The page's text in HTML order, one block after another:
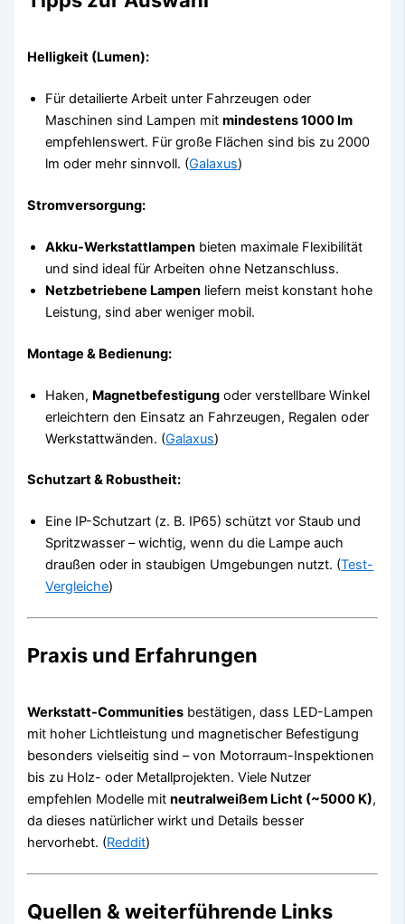
Helligkeit (Lumen):
Für detailierte Arbeit unter Fahrzeugen oder
Maschinen sind Lampen mitmindestens 1000 lm
empfehlenswert. Für große Flächen sind bis zu 2000
lm oder mehr sinnvoll. (Galaxus)
Stromversorgung:
Akku-Werkstattlampen bieten maximale Flexibilität
und sind ideal für Arbeiten ohne Netzanschluss.
Netzbetriebene Lampen liefern meist konstant hohe
Leistung, sind aber weniger mobil.
Montage & Bedienung:
Haken, Magnetbefestigung oder verstellbare Winkel
erleichtern den Einsatz an Fahrzeugen, Regalen oder
Werkstattwänden. (Galaxus)
Schutzart & Robustheit:
Eine IP-Schutzart (z. B. IP65) schützt vor Staub und
Spritzwasser – wichtig, wenn du die Lampe auch
draußen oder in staubigen Umgebungen nutzt. (Test-
Vergleiche)
Praxis und Erfahrungen
Werkstatt-Communities bestätigen, dass LED-Lampen
mit hoher Lichtleistung und magnetischer Befestigung
besonders vielseitig sind – von Motorraum-Inspektionen
bis zu Holz- oder Metallprojekten. Viele Nutzer
empfehlen Modelle mitneutralweißem Licht (~5000 K),
da dieses natürlicher wirkt und Details besser
hervorhebt. (Reddit)
Quellen & weiterführende Links